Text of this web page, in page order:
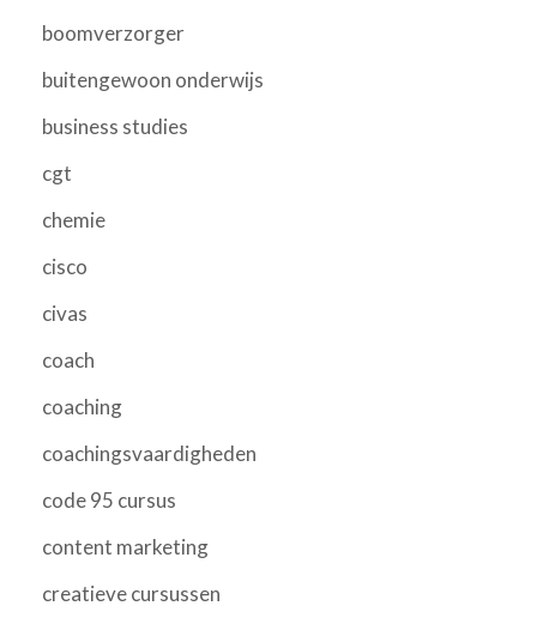
boomverzorger
buitengewoon onderwijs
business studies
cgt
chemie
cisco
civas
coach
coaching
coachingsvaardigheden
code 95 cursus
content marketing
creatieve cursussen